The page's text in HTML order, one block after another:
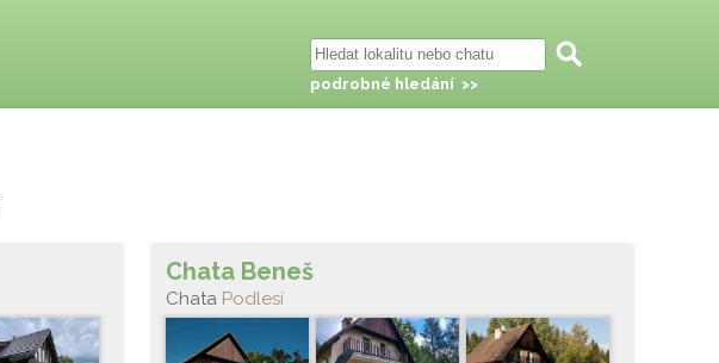
Chata Beneš
Chata Podlesí
podrobné hledání >>